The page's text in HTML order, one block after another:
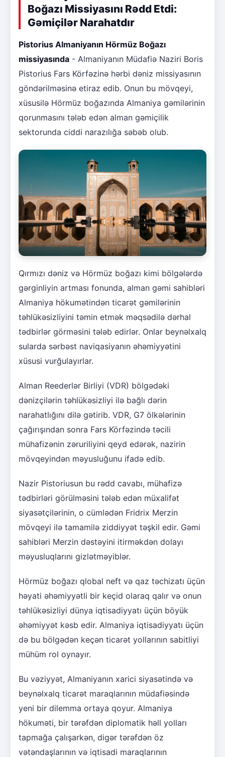
Boğazı Missiyasını Rədd Etdi:
Gəmiçilər Narahatdır
Pistorius Almaniyanın Hörmüz Boğazı
missiyasında - Almaniyanın Müdafiə Naziri Boris
Pistorius Fars Körfəzinə hərbi dəniz missiyasının
göndərilməsinə etiraz edib. Onun bu mövqeyi,
xüsusilə Hörmüz boğazında Almaniya gəmilərinin
qorunmasını tələb edən alman gəmiçilik
sektorunda ciddi narazılığa səbəb olub.
Qırmızı dəniz və Hörmüz boğazı kimi bölgələrdə
gərginliyin artması fonunda, alman gəmi sahibləri
Almaniya hökumətindən ticarət gəmilərinin
təhlükəsizliyini təmin etmək məqsədilə dərhal
tədbirlər görməsini tələb edirlər. Onlar beynəlxalq
sularda sərbəst naviqasiyanın əhəmiyyətini
xüsusi vurğulayırlar.
Alman Reederlər Birliyi (VDR) bölgədəki
dənizçilərin təhlükəsizliyi ilə bağlı dərin
narahatlığını dilə gətirib. VDR, G7 ölkələrinin
çağırışından sonra Fars Körfəzində təcili
mühafizənin zəruriliyini qeyd edərək, nazirin
mövqeyindən məyusluğunu ifadə edib.
Nazir Pistoriusun bu rədd cavabı, mühafizə
tədbirləri görülməsini tələb edən müxalifət
siyasətçilərinin, o cümlədən Fridrix Merzin
mövqeyi ilə tamamilə ziddiyyət təşkil edir. Gəmi
sahibləri Merzin dəstəyini itirməkdən dolayı
məyusluqlarını gizlətməyiblər.
Hörmüz boğazı qlobal neft və qaz təchizatı üçün
həyati əhəmiyyətli bir keçid olaraq qalır və onun
təhlükəsizliyi dünya iqtisadiyyatı üçün böyük
əhəmiyyət kəsb edir. Almaniya iqtisadiyyatı üçün
də bu bölgədən keçən ticarət yollarının sabitliyi
mühüm rol oynayır.
Bu vəziyyət, Almaniyanın xarici siyasətində və
beynəlxalq ticarət maraqlarının müdafiəsində
yeni bir dilemma ortaya qoyur. Almaniya
hökuməti, bir tərəfdən diplomatik həll yolları
tapmağa çalışarkən, digər tərəfdən öz
vətəndaşlarının və iqtisadi maraqlarının